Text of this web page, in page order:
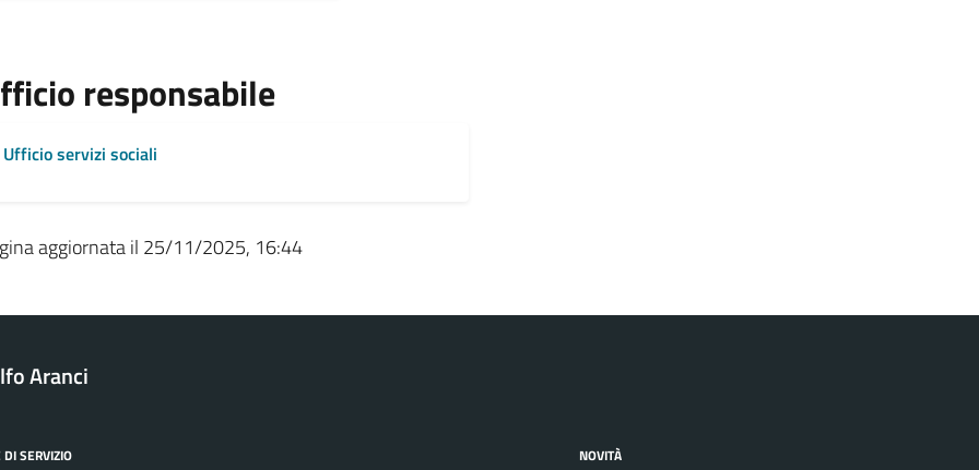
responsabile
Ufficio servizi sociali
aggiornata il 25/11/2025, 16:44
Aranci
DI SERVIZIO NOVITÀ